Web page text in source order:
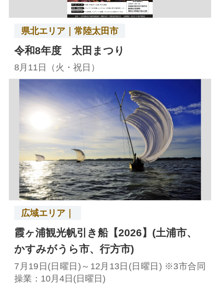
県北エリア｜常陸太田市
令和8年度 太田まつり
8月11日（火・祝日）
広域エリア｜
霞ヶ浦観光帆引き船【2026】(土浦市、
かすみがうら市、行方市)
7月19日(日曜日)～12月13日(日曜日) ※3市合同
操業：10月4日(日曜日)